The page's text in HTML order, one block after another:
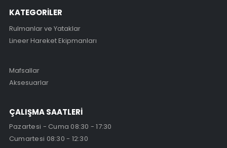
KATEGORİLER
Rulmanlar ve Yataklar
Lineer Hareket Ekipmanları
Mafsallar
Aksesuarlar
ÇALIŞMA SAATLERİ
Pazartesi - Cuma 08:30 - 17:30
Cumartesi 08:30 - 12:30